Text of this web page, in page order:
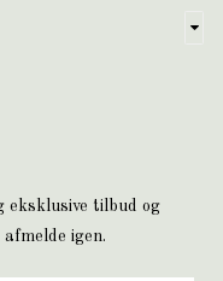
eksklusive tilbud og
igen.